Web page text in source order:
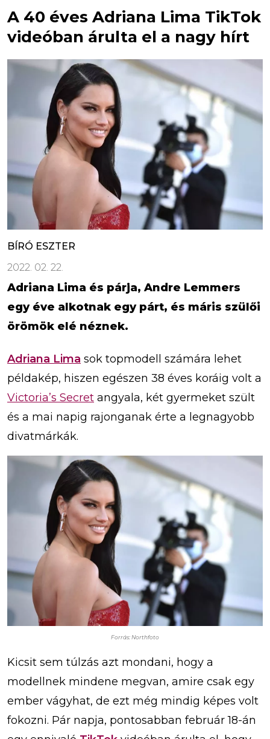
A 40 éves Adriana Lima TikTok
videóban árulta el a nagy hírt
BÍRÓ ESZTER
2022. 02. 22.
Adriana Lima és párja, Andre Lemmers
egy éve alkotnak egy párt, és máris szülői
örömök elé néznek.
Adriana Lima sok topmodell számára lehet
példakép, hiszen egészen 38 éves koráig volt a
Victoria’s Secret angyala, két gyermeket szült
és a mai napig rajonganak érte a legnagyobb
divatmárkák.
Forrás: Northfoto
Kicsit sem túlzás azt mondani, hogy a
modellnek mindene megvan, amire csak egy
ember vágyhat, de ezt még mindig képes volt
fokozni. Pár napja, pontosabban február 18-án